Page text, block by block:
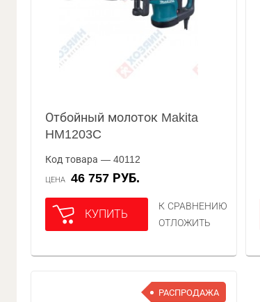
Отбойный молоток Makita
HM1203C
Код товара — 40112
ЦЕНА 46 757 РУБ.
КУПИТЬ
К СРАВНЕНИЮ
ОТЛОЖИТЬ
РАСПРОДАЖА